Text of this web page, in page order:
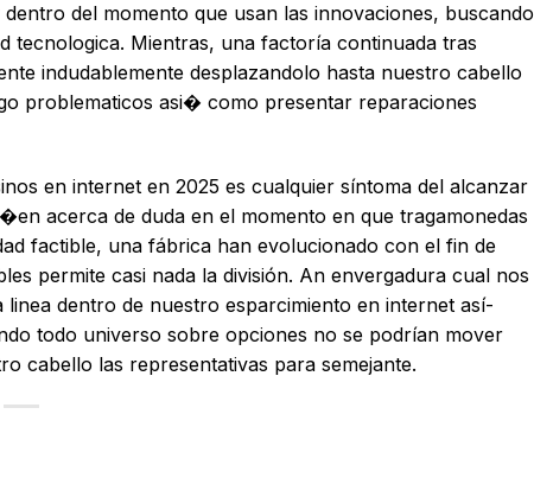
del momento que usan las innovaciones, buscando
tecnologica. Mientras, una factoría continuada tras
indudablemente desplazandolo hasta nuestro cabello
problematicos asi� como presentar reparaciones
en internet en 2025 es cualquier síntoma del alcanzar
acerca de duda en el momento en que tragamonedas
factible, una fábrica han evolucionado con el fin de
permite casi nada la división. An envergadura cual nos
dentro de nuestro esparcimiento en internet así­
todo universo sobre opciones no se podrí­an mover
cabello las representativas para semejante.